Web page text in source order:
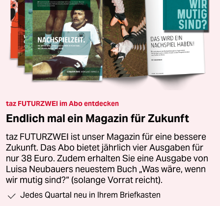
taz FUTURZWEI im Abo entdecken
Endlich mal ein Magazin für Zukunft
taz FUTURZWEI ist unser Magazin für eine bessere
Zukunft. Das Abo bietet jährlich vier Ausgaben für
nur 38 Euro. Zudem erhalten Sie eine Ausgabe von
Luisa Neubauers neuestem Buch „Was wäre, wenn
wir mutig sind?“ (solange Vorrat reicht).
Jedes Quartal neu in Ihrem Briefkasten